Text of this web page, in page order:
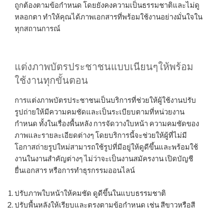
ถูกต้องตามข้อกำหนด โดยยังคงความเป็นธรรมชาติและไม่ดู
หลอกตา ทำให้คุณได้ภาพเอกสารที่พร้อมใช้งานอย่างมั่นใจใน
ทุกสถานการณ์
แต่งภาพบัตรประชาชนแบบเนียนๆให้พร้อม
ใช้งานทุกขั้นตอน
การแต่งภาพบัตรประชาชนเป็นบริการที่ช่วยให้ผู้ใช้งานปรับ
รูปถ่ายให้มีความคมชัดและเป็นระเบียบตามที่หน่วยงาน
กำหนด ทั้งในเรื่องพื้นหลัง การจัดวางใบหน้า ความคมชัดของ
ภาพและรายละเอียดต่างๆ โดยบริการนี้จะช่วยให้ผู้ที่ไม่มี
โอกาสถ่ายรูปใหม่สามารถใช้รูปที่มีอยู่ให้ดูดีขึ้นและพร้อมใช้
งานในงานสำคัญต่างๆ ไม่ว่าจะเป็นงานสมัครงาน เปิดบัญชี
ยื่นเอกสาร หรือการทำธุรกรรมออนไลน์
ปรับภาพใบหน้าให้คมชัด ดูดีขึ้นในแบบธรรมชาติ
ปรับพื้นหลังให้เรียบและตรงตามข้อกำหนด เช่น สีขาวหรือสี